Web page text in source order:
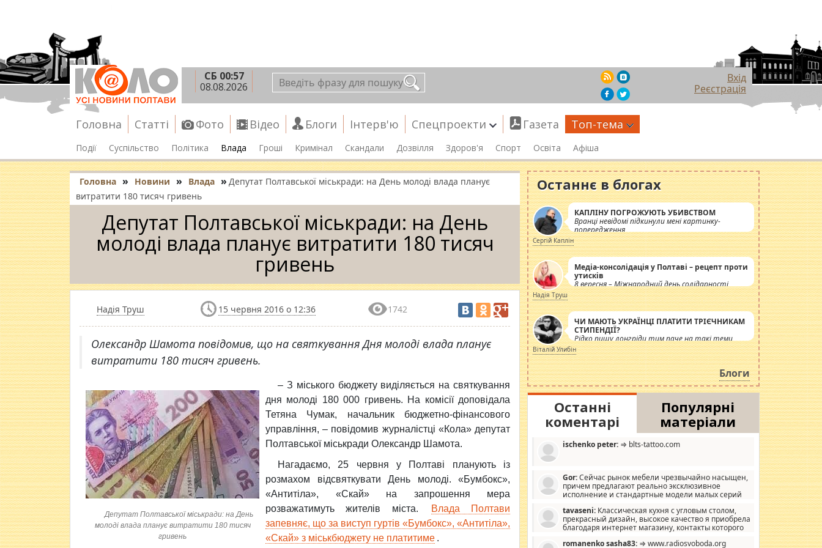
СБ 00:57
08.08.2026
Вхід
Реєстрація
Головна Статті Фото Відео Блоги Інтерв'ю Спецпроекти Газета Топ-тема
Події Суспільство Політика Влада Гроші Кримінал Скандали Дозвілля Здоров'я Спорт Освіта Афіша
Головна » Новини » Влада » Депутат Полтавської міськради: на День молоді влада планує
витратити 180 тисяч гривень
Депутат Полтавської міськради: на День
молоді влада планує витратити 180 тисяч
гривень
Надія Труш 15 червня 2016 о 12:36 1742
Олександр Шамота повідомив, що на святкування Дня молоді влада планує
витратити 180 тисяч гривень.
Депутат Полтавської міськради: на День
молоді влада планує витратити 180 тисяч
гривень
– З міського бюджету виділяється на святкування
дня молоді 180 000 гривень. На комісії доповідала
Тетяна Чумак, начальник бюджетно-фінансового
управління, – повідомив журналістці «Кола» депутат
Полтавської міськради Олександр Шамота.
Нагадаємо, 25 червня у Полтаві планують із
розмахом відсвяткувати День молоді. «Бумбокс»,
«Антитіла», «Скай» на запрошення мера
розважатимуть жителів міста.
Влада Полтави
запевняє, що за виступ гуртів «Бумбокс», «Антитіла»,
«Скай» з міськбюджету не платитиме .
Останнє в блогах
КАПЛІНУ ПОГРОЖУЮТЬ УБИВСТВОМ
Вранці невідомі підкинули мені картинку-
попередження
Сергій Каплін
Медіа-консолідація у Полтаві – рецепт проти
утисків
8 вересня – Міжнародний день солідарності
журналістів.
Надія Труш
ЧИ МАЮТЬ УКРАЇНЦІ ПЛАТИТИ ТРІЄЧНИКАМ
СТИПЕНДІЇ?
Рідко пишу лонгріди тим паче на такі теми,
але вже просто дістало! Обурюють сьогоднішні
інсенуації навколо стипендіального питання.
Штучно роздувається ще одна соціальна
катастрофа.
Віталій Улибін
Блоги
Останні
коментарі
Популярні
матеріали
ischenko peter: ⇒ blts-tattoo.com
Gor:Сейчас рынок мебели чрезвычайно насыщен,
причем предлагают реально эксклюзивное
исполнение и стандартные модели малых серий
дизайну, мало походит на стандартные формы, в MebelOk,
креативненько и что главное - со вкусом все в порядке,
без ненужных наворотов удорожающих мебель, а это не
tavaseni: Классическая кухня с угловым столом,
прекрасный дизайн, высокое качество я приобрела
благодаря интернет магазину, контакты которого
romanenko sasha83: ⇒ www.radiosvoboda.org